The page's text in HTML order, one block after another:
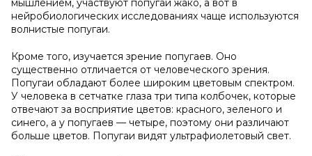
мышлением, участвуют попугаи жако, а вот в
нейробиологических исследованиях чаще используются
волнистые попугаи.
Кроме того, изучается зрение попугаев. Оно
существенно отличается от человеческого зрения.
Попугаи обладают более широким цветовым спектром.
У человека в сетчатке глаза три типа колбочек, которые
отвечают за восприятие цветов: красного, зеленого и
синего, а у попугаев — четыре, поэтому они различают
больше цветов. Попугаи видят ультрафиолетовый свет.